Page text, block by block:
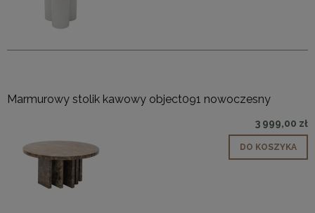
Marmurowy stolik kawowy object091 nowoczesny
3 999,00 zł
DO KOSZYKA